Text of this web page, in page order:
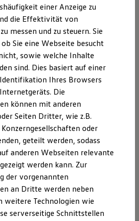
und R Experience
Kollektion
Drop
und HU/AU
Oberflächenchecks
Cookie-Richtlinie
Act (DSA)
EU Data Act
Vertrag Widerrufen
AG
gezeigten Fahrzeuge und
in einzelnen Details vom aktuellen
abweichen. Abgebildet sind
der Fahrzeuge gegen
einer Anzeige zu
die Effektivität von
messen und zu steuern. Sie
Sie eine Webseite besucht
sowie welche Inhalte
sind. Dies basiert auf einer
Ihres Browsers
Die
können mit anderen
Seiten Dritter, wie z.B.
oder
geteilt werden, sodass
anderen Webseiten relevante
werden kann. Zur
der vorgenannten
an Dritte werden neben
weitere Technologien wie
serverseitige Schnittstellen